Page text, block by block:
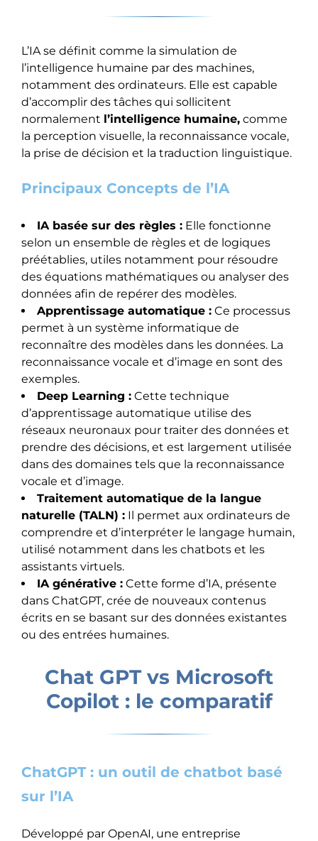
L’IA se définit comme la simulation de
l’intelligence humaine par des machines,
notamment des ordinateurs. Elle est capable
d’accomplir des tâches qui sollicitent
normalement l’intelligence humaine, comme
la perception visuelle, la reconnaissance vocale,
la prise de décision et la traduction linguistique.
Principaux Concepts de l’IA
IA basée sur des règles : Elle fonctionne
selon un ensemble de règles et de logiques
préétablies, utiles notamment pour résoudre
des équations mathématiques ou analyser des
données afin de repérer des modèles.
Apprentissage automatique : Ce processus
permet à un système informatique de
reconnaître des modèles dans les données. La
reconnaissance vocale et d’image en sont des
exemples.
Deep Learning : Cette technique
d’apprentissage automatique utilise des
réseaux neuronaux pour traiter des données et
prendre des décisions, et est largement utilisée
dans des domaines tels que la reconnaissance
vocale et d’image.
Traitement automatique de la langue
naturelle (TALN) : Il permet aux ordinateurs de
comprendre et d’interpréter le langage humain,
utilisé notamment dans les chatbots et les
assistants virtuels.
IA générative : Cette forme d’IA, présente
dans ChatGPT, crée de nouveaux contenus
écrits en se basant sur des données existantes
ou des entrées humaines.
Chat GPT vs Microsoft
Copilot : le comparatif
ChatGPT : un outil de chatbot basé
sur l’IA
Développé par OpenAI, une entreprise